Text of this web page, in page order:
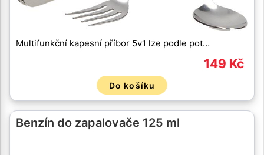
Multifunkční kapesní příbor 5v1 lze podle pot…
149 Kč
Do košíku
Benzín do zapalovače 125 ml